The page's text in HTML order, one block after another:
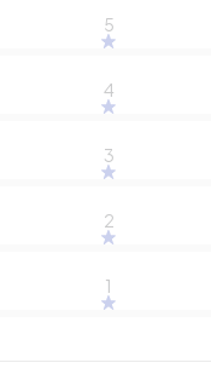
5
4
3
2
1